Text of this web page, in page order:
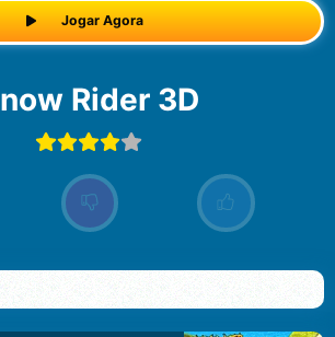
Jogar Agora
Snow Rider 3D